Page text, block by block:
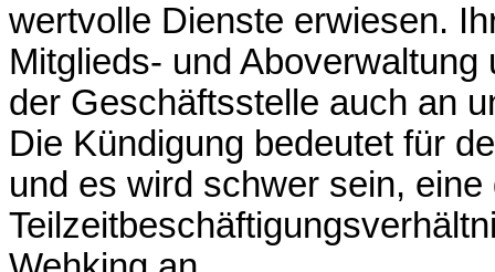
wertvolle Dienste erwiesen.
Mitglieds- und
der Geschäftsstelle auch an
Die Kündigung bedeutet für
und es wird schwer sein,